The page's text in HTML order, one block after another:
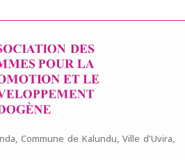
Commune de Kalundu, Ville d'Uvira,